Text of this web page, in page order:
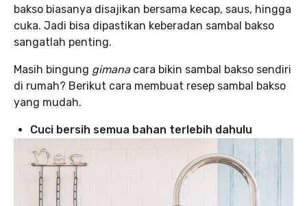
bakso biasanya disajikan bersama kecap, saus, hingga
cuka. Jadi bisa dipastikan keberadan sambal bakso
sangatlah penting.
Masih bingung gimana cara bikin sambal bakso sendiri
di rumah? Berikut cara membuat resep sambal bakso
yang mudah.
Cuci bersih semua bahan terlebih dahulu